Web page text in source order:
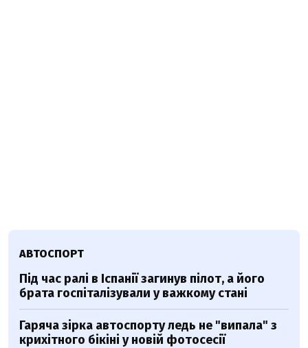
АВТОСПОРТ
Під час ралі в Іспанії загинув пілот, а його
брата госпіталізували у важкому стані
Гаряча зірка автоспорту ледь не "випала" з
крихітного бікіні у новій фотосесії